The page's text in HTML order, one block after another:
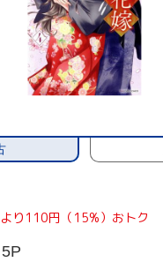
り110円（15%）おトク
5P